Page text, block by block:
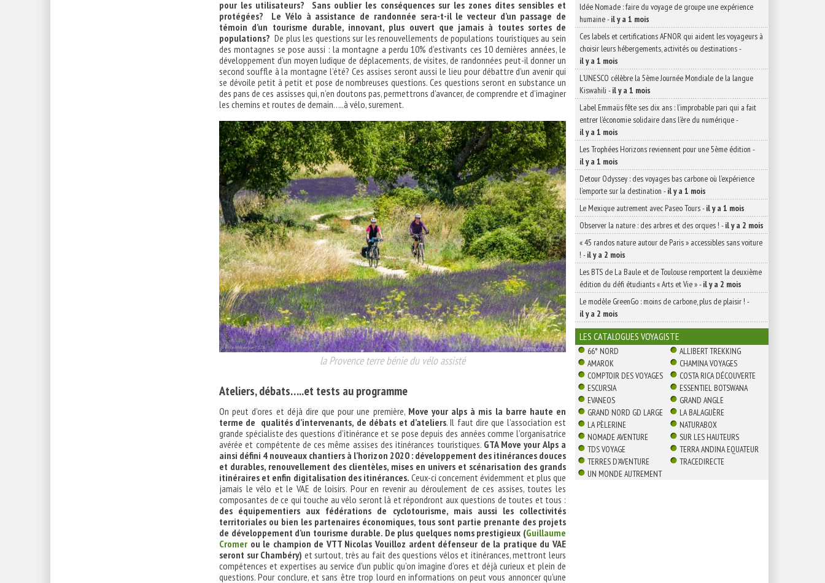
pour les utilisateurs? Sans oublier les conséquences sur les zones dites sensibles et
protégées? Le Vélo à assistance de randonnée sera-t-il le vecteur d’un passage de
témoin d’un tourisme durable, innovant, plus ouvert que jamais à toutes sortes de
populations? De plus les questions sur les renouvellements de populations touristiques au sein
des montagnes se pose aussi : la montagne a perdu 10% d’estivants ces 10 dernières années, le
développement d’un moyen ludique de déplacements, de visites, de randonnées peut-il donner un
second souffle à la montagne l’été? Ces assises seront aussi le lieu pour débattre d’un avenir qui
se dévoile petit à petit et pose de nombreuses questions. Ces questions seront en substance un
des pans de ces assisses qui, n’en doutons pas, permettrons d’avancer, de comprendre et d’imaginer
les chemins et routes de demain…..à vélo, surement.
la Provence terre bénie du vélo assisté
Ateliers, débats…..et tests au programme
On peut d’ores et déjà dire que pour une première, Move your alps à mis la barre haute en
terme de qualités d’intervenants, de débats et d’ateliers. Il faut dire que l’association est
grande spécialiste des questions d’itinérance et se pose depuis des années comme l’organisatrice
avérée et compétente de ces même assises des itinérances touristiques. GTA Move your Alps a
ainsi défini 4 nouveaux chantiers à l’horizon 2020 : développement des itinérances douces
et durables, renouvellement des clientèles, mises en univers et scénarisation des grands
itinéraires et enfin digitalisation des itinérances. Ceux-ci concernent évidemment et plus que
jamais le vélo et le VAE de loisirs. Pour en revenir au déroulement de ces assises, toutes les
composantes de ce qui touche au vélo seront là et répondront aux questions de toutes et tous :
des équipementiers aux fédérations de cyclotourisme, mais aussi les collectivités
territoriales ou bien les partenaires économiques, tous sont partie prenante des projets
de développement d’un tourisme durable. De plus quelques noms prestigieux (Guillaume
Cromer ou le champion de VTT Nicolas Vouilloz ardent défenseur de la pratique du VAE
seront sur Chambéry) et surtout, très au fait des questions vélos et itinérances, mettront leurs
compétences et expertises au service d’un public qu’on imagine d’ores et déjà curieux et plein de
questions. Pour conclure, et sans être trop lourd en informations on peut vous annoncer qu’une
Idée Nomade : faire du voyage de groupe une expérience
humaine-il y a 1 mois
Ces labels et certifications AFNOR qui aident les voyageurs à
choisir leurs hébergements, activités ou destinations-
il y a 1 mois
L’UNESCO célèbre la 5ème Journée Mondiale de la langue
Kiswahili -il y a 1 mois
Label Emmaüs fête ses dix ans : l’improbable pari qui a fait
entrer l’économie solidaire dans l’ère du numérique-
il y a 1 mois
Les Trophées Horizons reviennent pour une 5ème édition -
il y a 1 mois
Detour Odyssey : des voyages bas carbone où l’expérience
l’emporte sur la destination -il y a 1 mois
Le Mexique autrement avec Paseo Tours-il y a 1 mois
Observer la nature : des arbres et des orques ! -il y a 2 mois
« 45 randos nature autour de Paris » accessibles sans voiture
! -il y a 2 mois
Les BTS de La Baule et de Toulouse remportent la deuxième
édition du défi étudiants « Arts et Vie »-il y a 2 mois
Le modèle GreenGo : moins de carbone, plus de plaisir ! -
il y a 2 mois
LES CATALOGUES VOYAGISTE
66° NORD
ALLIBERT TREKKING
AMAROK
CHAMINA VOYAGES
COMPTOIR DES VOYAGES
COSTA RICA DÉCOUVERTE
ESCURSIA
ESSENTIEL BOTSWANA
EVANEOS
GRAND ANGLE
GRAND NORD GD LARGE
LA BALAGUÈRE
LA PÈLERINE
NATURABOX
NOMADE AVENTURE
SUR LES HAUTEURS
TDS VOYAGE
TERRA ANDINA EQUATEUR
TERRES D'AVENTURE
TRACEDIRECTE
UN MONDE AUTREMENT